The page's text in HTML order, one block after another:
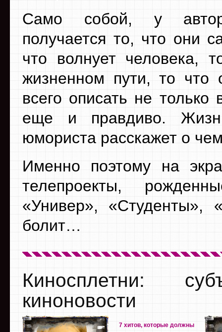
Само собой, у
получается то, что они
что волнует человека,
жизненном пути, то что
всего описать не
еще и правдиво.
юмориста расскажет о
Именно поэтому на
телепроекты,
«Универ», «Студенты»,
болит…
Киносплетни:
киноновости
7 хитов, которые должны